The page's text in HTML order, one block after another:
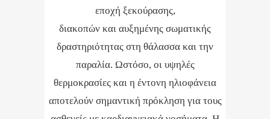
εποχή ξεκούρασης,
διακοπών και αυξημένης σωματικής
δραστηριότητας στη θάλασσα και την
παραλία. Ωστόσο, οι υψηλές
θερμοκρασίες και η έντονη ηλιοφάνεια
αποτελούν σημαντική πρόκληση για τους